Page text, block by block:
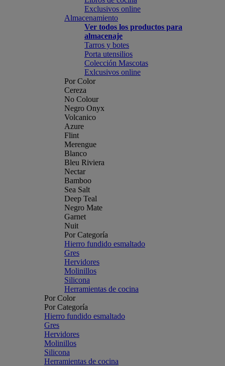
Exclusivos online
Almacenamiento
Ver todos los productos para
almacenaje
Tarros y botes
Porta utensilios
Colección Mascotas
Exlcusivos online
Por Color
Cereza
No Colour
Negro Onyx
Volcanico
Azure
Flint
Merengue
Blanco
Bleu Riviera
Nectar
Bamboo
Sea Salt
Deep Teal
Negro Mate
Garnet
Nuit
Por Categoría
Hierro fundido esmaltado
Gres
Hervidores
Molinillos
Silicona
Herramientas de cocina
Por Color
Por Categoría
Hierro fundido esmaltado
Gres
Hervidores
Molinillos
Silicona
Herramientas de cocina